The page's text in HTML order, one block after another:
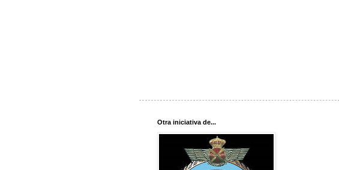
Otra iniciativa de...